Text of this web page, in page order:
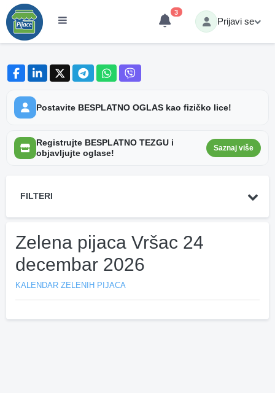
3
Prijavi se
Postavite BESPLATNO OGLAS kao fizičko lice!
Registrujte BESPLATNO TEZGU i
objavljujte oglase!
Saznaj više
FILTERI
Zelena pijaca Vršac 24
decembar 2026
KALENDAR ZELENIH PIJACA